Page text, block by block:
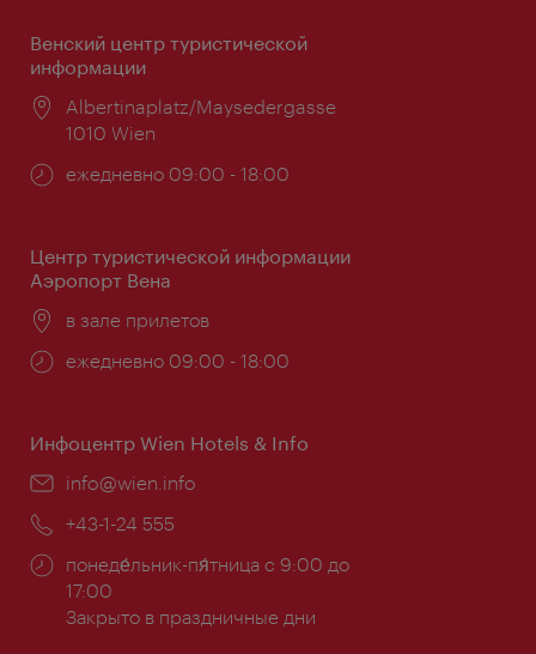
Венский центр туристической
информации
Расположение:
Albertinaplatz/Maysedergasse
1010 Wien
Часы
ежедневно 09:00 - 18:00
Центр туристической информации
Аэропорт Вена
Расположение:
в зале прилетов
Часы
ежедневно 09:00 - 18:00
Инфоцентр Wien Hotels & Info
Эл.
info@wien.info
Телефон:
+43-1-24 555
Часы
работы:
понеде́льник-пя́тница с 9:00 до
17:00
Закрыто в праздничные дни